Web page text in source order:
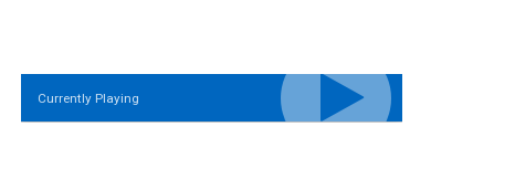
Currently Playing